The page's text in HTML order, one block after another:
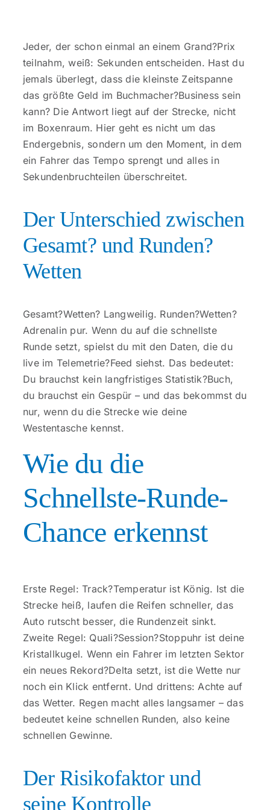
Jeder, der schon einmal an einem Grand?Prix
teilnahm, weiß: Sekunden entscheiden. Hast du
jemals überlegt, dass die kleinste Zeitspanne
das größte Geld im Buchmacher?Business sein
kann? Die Antwort liegt auf der Strecke, nicht
im Boxenraum. Hier geht es nicht um das
Endergebnis, sondern um den Moment, in dem
ein Fahrer das Tempo sprengt und alles in
Sekundenbruchteilen überschreitet.
Der Unterschied zwischen
Gesamt? und Runden?
Wetten
Gesamt?Wetten? Langweilig. Runden?Wetten?
Adrenalin pur. Wenn du auf die schnellste
Runde setzt, spielst du mit den Daten, die du
live im Telemetrie?Feed siehst. Das bedeutet:
Du brauchst kein langfristiges Statistik?Buch,
du brauchst ein Gespür – und das bekommst du
nur, wenn du die Strecke wie deine
Westentasche kennst.
Wie du die
Schnellste-Runde-
Chance erkennst
Erste Regel: Track?Temperatur ist König. Ist die
Strecke heiß, laufen die Reifen schneller, das
Auto rutscht besser, die Rundenzeit sinkt.
Zweite Regel: Quali?Session?Stoppuhr ist deine
Kristallkugel. Wenn ein Fahrer im letzten Sektor
ein neues Rekord?Delta setzt, ist die Wette nur
noch ein Klick entfernt. Und drittens: Achte auf
das Wetter. Regen macht alles langsamer – das
bedeutet keine schnellen Runden, also keine
schnellen Gewinne.
Der Risikofaktor und
seine Kontrolle